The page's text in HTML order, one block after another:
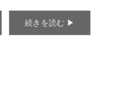
続きを読む ▶︎